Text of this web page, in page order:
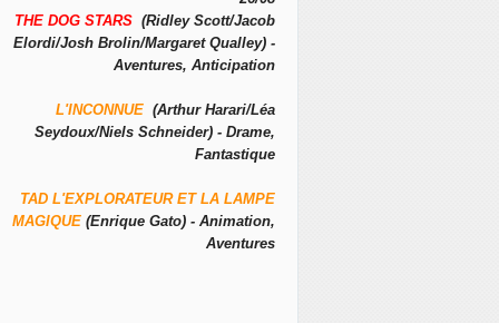
THE DOG STARS (Ridley Scott/Jacob
Elordi/Josh Brolin/Margaret Qualley) -
Aventures, Anticipation
L'INCONNUE (Arthur Harari/Léa
Seydoux/Niels Schneider) - Drame,
Fantastique
TAD L'EXPLORATEUR ET LA LAMPE
MAGIQUE (Enrique Gato) - Animation,
Aventures